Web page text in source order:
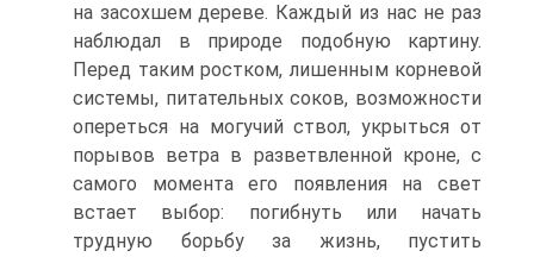
на засохшем дереве. Каждый из нас не раз
наблюдал в природе подобную картину.
Перед таким ростком, лишенным корневой
системы, питательных соков, возможности
опереться на могучий ствол, укрыться от
порывов ветра в разветвленной кроне, с
самого момента его появления на свет
встает выбор: погибнуть или начать
трудную борьбу за жизнь, пустить